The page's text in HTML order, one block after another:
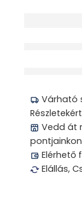
Várható
Vedd át
Elérhető
Elállás,